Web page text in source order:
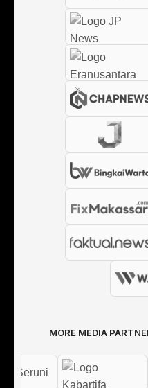
MORE MEDIA